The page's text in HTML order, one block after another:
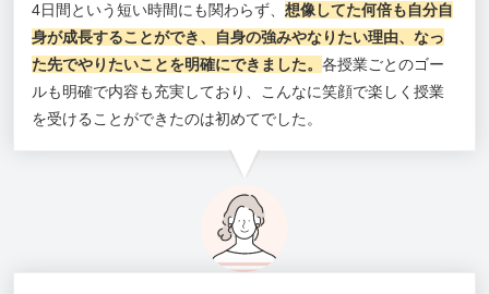
4日間という短い時間にも関わらず、 想像してた何倍も自分自
身が成長することができ、自身の強みやなりたい理由、なっ
た先でやりたいことを明確にできました。 各授業ごとのゴー
ルも明確で内容も充実しており、こんなに笑顔で楽しく授業
を受けることができたのは初めてでした。